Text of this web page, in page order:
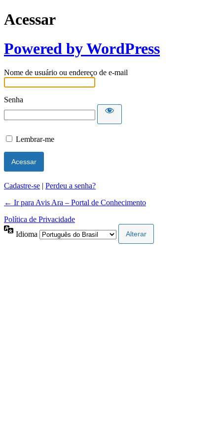
Acessar
Powered by WordPress
Nome de usuário ou endereço de e-mail
Senha
Lembrar-me
Cadastre-se | Perdeu a senha?
← Ir para Avis Ara – Portal de Conhecimento
Política de Privacidade
Idioma